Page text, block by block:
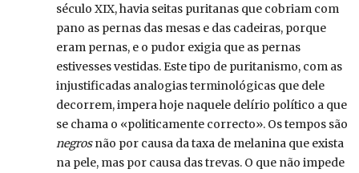
século XIX, havia seitas puritanas que cobriam com
pano as pernas das mesas e das cadeiras, porque
eram pernas, e o pudor exigia que as pernas
estivesses vestidas. Este tipo de puritanismo, com as
injustificadas analogias terminológicas que dele
decorrem, impera hoje naquele delírio político a que
se chama o «politicamente correcto». Os tempos são
negrosnão por causa da taxa de melanina que exista
na pele, mas por causa das trevas. O que não impede